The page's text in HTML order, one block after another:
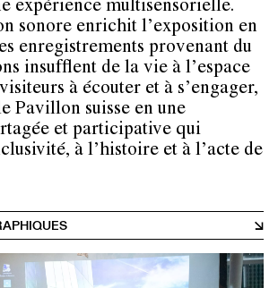
expérience multisensorielle.
sonore enrichit l’exposition en
enregistrements provenant du
insufflent de la vie à l’espace
à écouter et à s’engager,
Pavillon suisse en une
et participative qui
à l’histoire et à l’acte de